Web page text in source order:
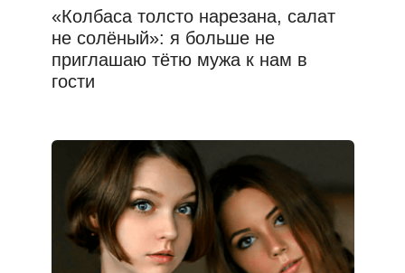
«Колбаса толсто нарезана, салат
не солёный»: я больше не
приглашаю тётю мужа к нам в
гости